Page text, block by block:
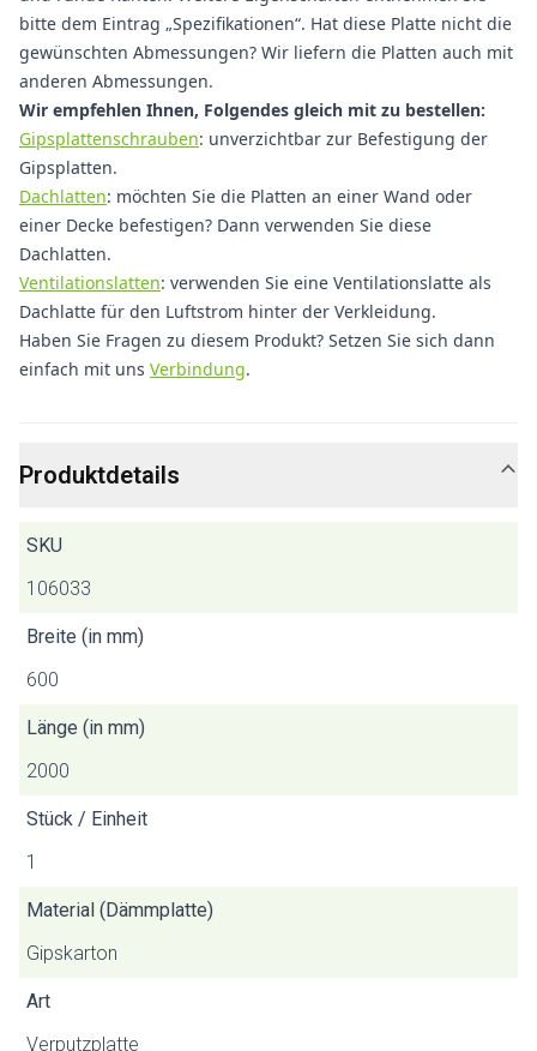
bitte dem Eintrag „Spezifikationen“. Hat diese Platte nicht die
gewünschten Abmessungen? Wir liefern die Platten auch mit
anderen Abmessungen.
Wir empfehlen Ihnen, Folgendes gleich mit zu bestellen:
Gipsplattenschrauben: unverzichtbar zur Befestigung der
Gipsplatten.
Dachlatten: möchten Sie die Platten an einer Wand oder
einer Decke befestigen? Dann verwenden Sie diese
Dachlatten.
Ventilationslatten: verwenden Sie eine Ventilationslatte als
Dachlatte für den Luftstrom hinter der Verkleidung.
Haben Sie Fragen zu diesem Produkt? Setzen Sie sich dann
einfach mit uns Verbindung.
Produktdetails
SKU
106033
Breite (in mm)
600
Länge (in mm)
2000
Stück / Einheit
1
Material (Dämmplatte)
Gipskarton
Art
Verputzplatte